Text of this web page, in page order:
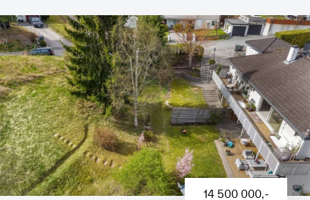
14 500 000,-